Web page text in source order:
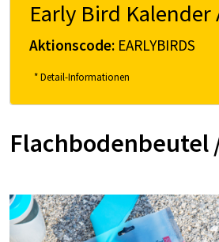
Early Bird Kalender
Aktionscode: EARLYBIRDS
* Detail-Informationen
Flachbodenbeutel